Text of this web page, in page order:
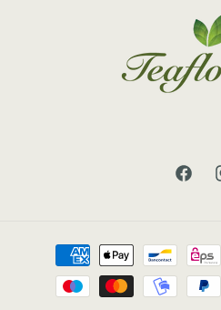
Zahlungsmethoden